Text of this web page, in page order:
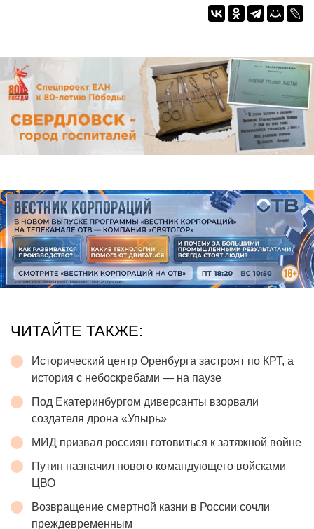
ЧИТАЙТЕ ТАКЖЕ:
Исторический центр Оренбурга застроят по КРТ, а
история с небоскребами — на паузе
Под Екатеринбургом диверсанты взорвали
создателя дрона «Упырь»
МИД призвал россиян готовиться к затяжной войне
Путин назначил нового командующего войсками
ЦВО
Возвращение смертной казни в России сочли
преждевременным